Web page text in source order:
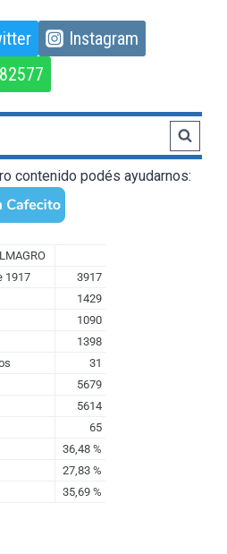
Instagram
contenido podés ayudarnos: